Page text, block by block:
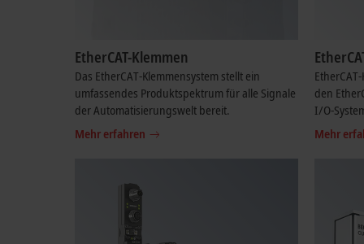
EtherCAT-Klemmen
Das EtherCAT-Klemmensystem stellt ein
umfassendes Produktspektrum für alle Signale
der Automatisierungswelt bereit.
Mehr erfahren
den
I/O-
Mehr